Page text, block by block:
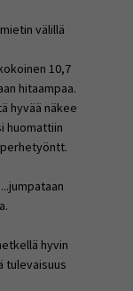
välillä
10,7
hitaampaa.
hyvää näkee
huomattiin
perhetyöntt.
hyvin
tulevaisuus